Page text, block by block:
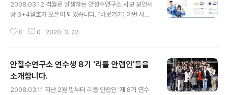
2008.03.12 격월로 발생하는 안철수연구소 사보 보안세
상 3+4월호가 오픈이 되었습니다. [바로가기] 이번 사보
선, 안랩 쇼핑 고수 3인방이 알려주는 '안전한 쇼핑 노하
부 등 안철수연구소 관련 소식들과 안전한 인터넷 뱅킹을
위한 "이슈&이슈", V3 20주년을 기념하여 고려대학교 이
희조 교수님이 쓰신 칼럼, 컴패션 활동과 입양을 통해 나눔
0 0 2020. 3. 22.
안철수연구소 연수생 8기 '리틀 안랩인'들을
소개합니다.
2008.03.11 지난 2월 말부터 리틀 안랩인 '제 8기 연수